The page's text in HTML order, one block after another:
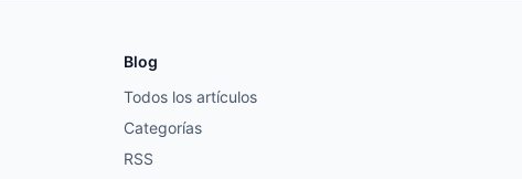
Blog
Todos los artículos
Categorías
RSS